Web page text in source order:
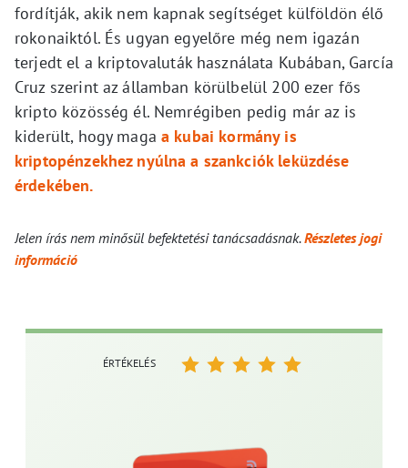
fordítják, akik nem kapnak segítséget külföldön élő
rokonaiktól. És ugyan egyelőre még nem igazán
terjedt el a kriptovaluták használata Kubában, García
Cruz szerint az államban körülbelül 200 ezer fős
kripto közösség él. Nemrégiben pedig már az is
kiderült, hogy maga a kubai kormány is
kriptopénzekhez nyúlna a szankciók leküzdése
érdekében.
Jelen írás nem minősül befektetési tanácsadásnak.Részletes jogi
információ
ÉRTÉKELÉS